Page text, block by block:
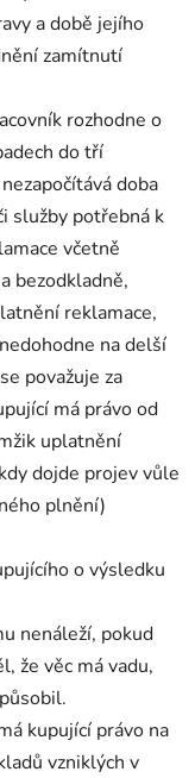
a době jejího
zamítnutí
rozhodne o
do tří
doba
služby potřebná k
včetně
bezodkladně,
reklamace,
na delší
považuje za
má právo od
uplatnění
dojde projev vůle
plnění)
o výsledku
nenáleží, pokud
že věc má vadu,
kupující právo na
vzniklých v